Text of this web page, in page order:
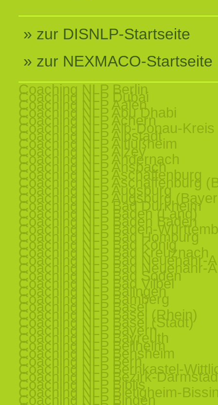
» zur DISNLP-Startseite
» zur NEXMACO-Startseite
Coaching NLP Berlin
Coaching NLP Dubai
Coaching NLP Aalen
Coaching NLP Abu Dhabi
Coaching NLP Achern
Coaching NLP Alb-Donau-Kreis
Coaching NLP Albstadt
Coaching NLP Altlußheim
Coaching NLP Alzey
Coaching NLP Andernach
Coaching NLP Ansbach
Coaching NLP Aschaffenburg
Coaching NLP Aschaffenburg
Coaching NLP Augsburg
Coaching NLP Augsburg
Coaching NLP Bad Dürkheim
Coaching NLP Baden (Land)
Coaching NLP Baden Baden
Coaching NLP Baden-
Coaching NLP Bad Homburg
Coaching NLP Bad König
Coaching NLP Bad Kreuznach
Coaching NLP Bad Neuenahr-
Coaching NLP Bad Neuenahr-
Coaching NLP Bad Soden
Coaching NLP Bad Vilbel
Coaching NLP Balingen
Coaching NLP Bamberg
Coaching NLP Basel
Coaching NLP Basel (Rhein)
Coaching NLP Basel (Stadt)
Coaching NLP Bayern
Coaching NLP Bayreuth
Coaching NLP Bellheim
Coaching NLP Bensheim
Coaching NLP Bern
Coaching NLP Bernkastel-
Coaching NLP Bezirk-
Coaching NLP Biblis
Coaching NLP Bietigheim-
Coaching NLP Bingen